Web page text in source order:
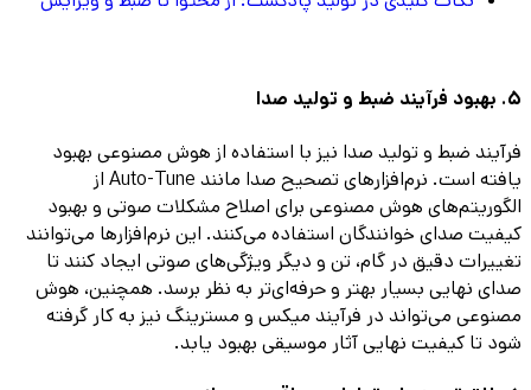
5. بهبود فرآیند ضبط و تولید صدا
فرآیند ضبط و تولید صدا نیز با استفاده از هوش مصنوعی بهبود
یافته است. نرم‌افزارهای تصحیح صدا مانند Auto-Tune از
الگوریتم‌های هوش مصنوعی برای اصلاح مشکلات صوتی و بهبود
کیفیت صدای خوانندگان استفاده می‌کنند. این نرم‌افزارها می‌توانند
تغییرات دقیق در گام، تن و دیگر ویژگی‌های صوتی ایجاد کنند تا
صدای نهایی بسیار بهتر و حرفه‌ای‌تر به نظر برسد. همچنین، هوش
مصنوعی می‌تواند در فرآیند میکس و مسترینگ نیز به کار گرفته
شود تا کیفیت نهایی آثار موسیقی بهبود یابد.